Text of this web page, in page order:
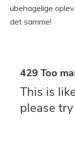
ubehagelige
det samme!